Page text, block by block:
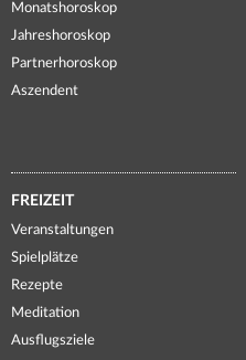
Monatshoroskop
Jahreshoroskop
Partnerhoroskop
Aszendent
FREIZEIT
Veranstaltungen
Spielplätze
Rezepte
Meditation
Ausflugsziele